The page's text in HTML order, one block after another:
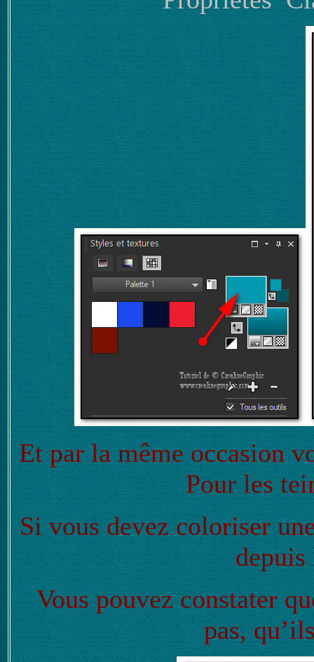
Et par la même occasion
Pour les
Si vous devez coloriser
depuis
Vous pouvez constater
pas,